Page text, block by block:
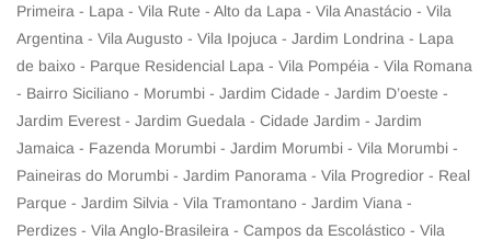
Primeira - Lapa - Vila Rute - Alto da Lapa - Vila Anastácio - Vila
Argentina - Vila Augusto - Vila Ipojuca - Jardim Londrina - Lapa
de baixo - Parque Residencial Lapa - Vila Pompéia - Vila Romana
- Bairro Siciliano - Morumbi - Jardim Cidade - Jardim D’oeste -
Jardim Everest - Jardim Guedala - Cidade Jardim - Jardim
Jamaica - Fazenda Morumbi - Jardim Morumbi - Vila Morumbi -
Paineiras do Morumbi - Jardim Panorama - Vila Progredior - Real
Parque - Jardim Silvia - Vila Tramontano - Jardim Viana -
Perdizes - Vila Anglo-Brasileira - Campos da Escolástico - Vila